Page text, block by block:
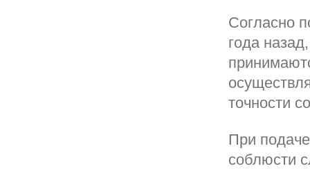
Согласно
года
точности
При
соблюсти